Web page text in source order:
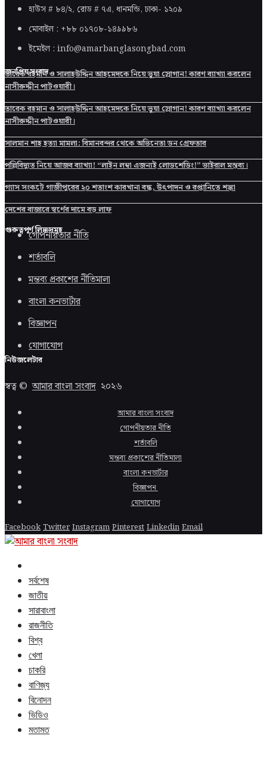
হাউস # ৮৪/২, রোড # ৭এ, ধানমন্ডি, ঢাকা- ১২০৯
মোবাইল : +৮৮ ০১৭০৮-১৪৯৯৮৬
ইমেইল : info@amarbanglasongbad.com
জনপ্রিয় সংবাদ
তারেক রহমান ও সালাহউদ্দিন আহমেদকে নিয়ে ভুয়া স্লোগান! কারণ ব্যাখ্যা করলেন
নাসীরুদ্দীন পাটওয়ারী।
তারেক রহমান ও সালাহউদ্দিন আহমেদকে নিয়ে ভুয়া স্লোগান! কারণ ব্যাখ্যা করলেন
নাসীরুদ্দীন পাটওয়ারী।
সালমান শাহ হত্যা মামলা: বিমানবন্দর থেকে অভিনেতা ডন গ্রেফতার
পল্লিবিদ্যুত নিয়ে আজব ব্যাখ্যা! “লাইন লম্বা এজন্যই লোডশেডিং!” ভাইরাল মন্তব্য।
গ্যাস সংকটে গাজীপুরের ২০ শতাংশ কারখানা বন্ধ, উৎপাদন ও রপ্তানিতে শঙ্কা
দেশের বাজারে স্বর্ণের দামে বড় লাফ
গুরুত্বপূর্ণ লিঙ্কসমূহ
গোপনীয়তার নীতি
শর্তাবলি
মন্তব্য প্রকাশের নীতিমালা
বাংলা কনভার্টার
বিজ্ঞাপন
যোগাযোগ
নিউজলেটার
স্বত্ব ©আমার বাংলা সংবাদ ২০২৬
আমার বাংলা সংবাদ
গোপনীয়তার নীতি
শর্তাবলি
মন্তব্য প্রকাশের নীতিমালা
বাংলা কনভার্টার
বিজ্ঞাপন
যোগাযোগ
FacebookTwitterInstagramPinterestLinkedinEmail
সর্বশেষ
জাতীয়
সারাবাংলা
রাজনীতি
বিশ্ব
খেলা
চাকরি
বাণিজ্য
বিনোদন
ভিডিও
মতামত